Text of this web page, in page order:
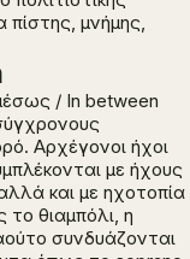
μνήμης,
/ In between
Αρχέγονοι ήχοι
με ήχους
και με ηχοτοπία
θιαμπόλι, η
συνδυάζονται